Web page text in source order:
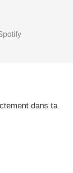
dans ta